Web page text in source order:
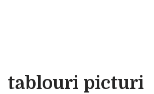
tablouri picturi